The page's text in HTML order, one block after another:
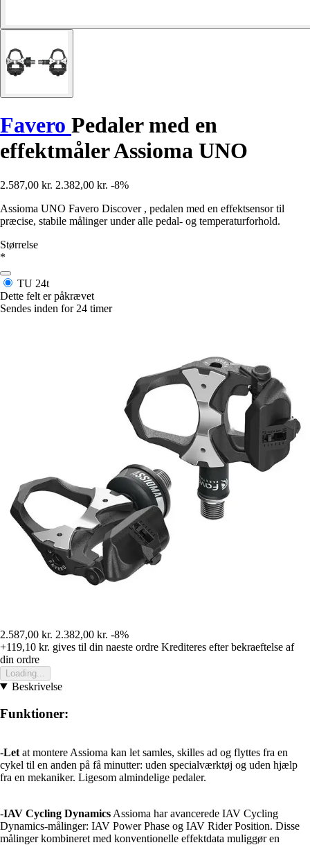
Favero Pedaler med en
effektmåler Assioma UNO
2.587,00 kr. 2.382,00 kr. -8%
Assioma UNO Favero Discover , pedalen med en effektsensor til
præcise, stabile målinger under alle pedal- og temperaturforhold.
Størrelse
*
TU 24t
Dette felt er påkrævet
Sendes inden for 24 timer
2.587,00 kr. 2.382,00 kr. -8%
+119,10 kr. gives til din naeste ordre Krediteres efter bekraeftelse af
din ordre
Loading...
Beskrivelse
Funktioner:
-Let at montere Assioma kan let samles, skilles ad og flyttes fra en
cykel til en anden på få minutter: uden specialværktøj og uden hjælp
fra en mekaniker. Ligesom almindelige pedaler.
-IAV Cycling Dynamics Assioma har avancerede IAV Cycling
Dynamics-målinger: IAV Power Phase og IAV Rider Position. Disse
målinger kombineret med konventionelle effektdata muliggør en